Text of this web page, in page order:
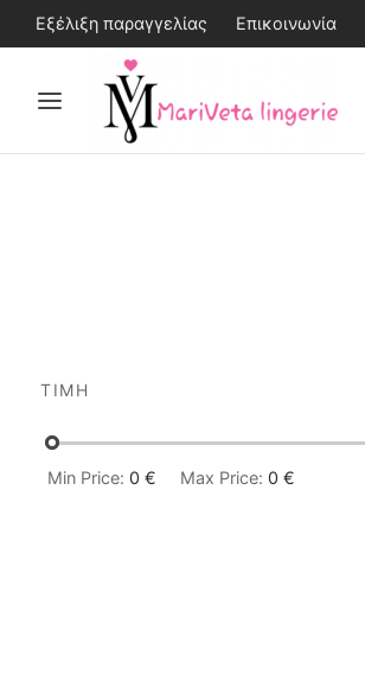
Εξέλιξη παραγγελίας Επικοινωνία
ΤΙΜΉ
Min Price: 0 € Max Price: 0 €